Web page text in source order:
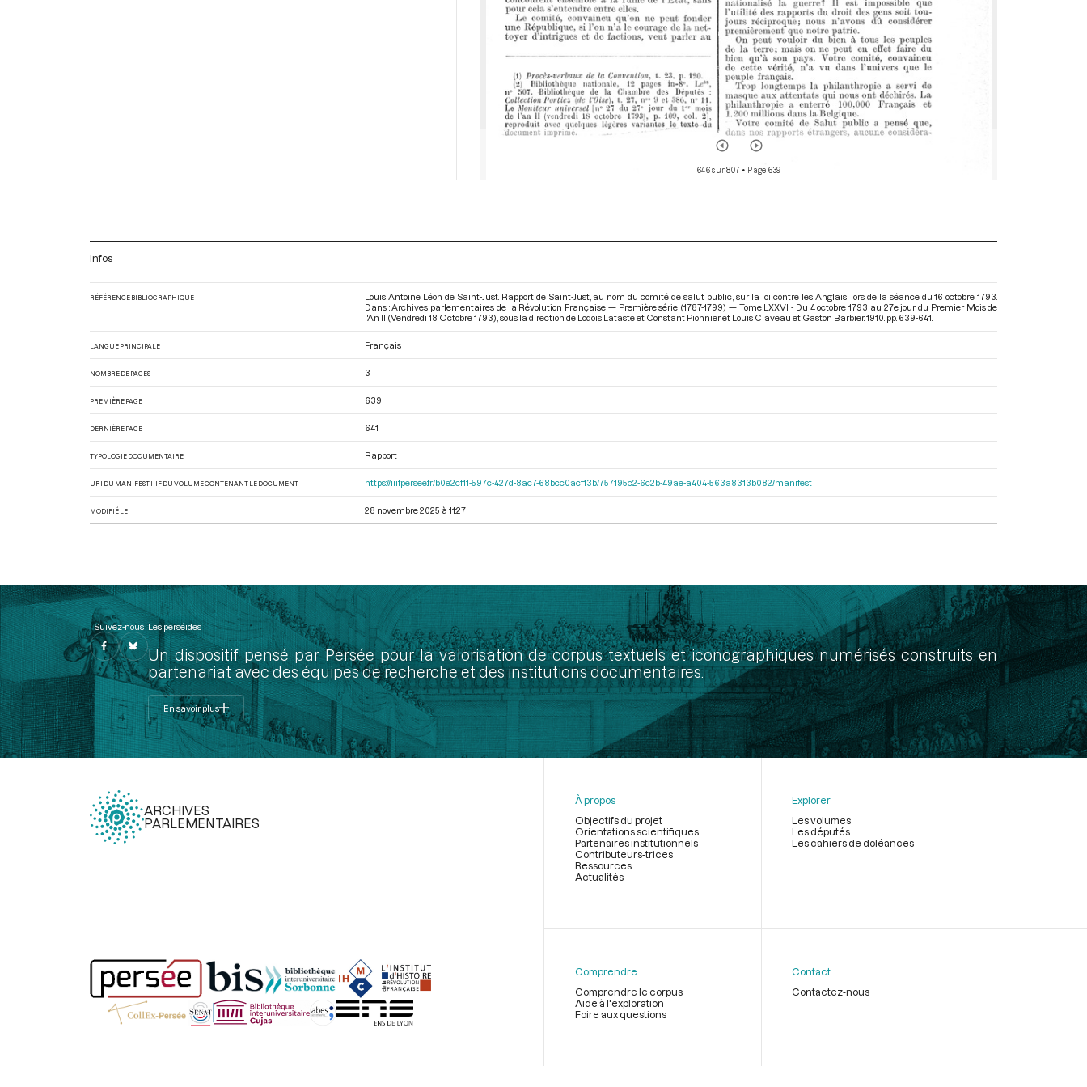
646 sur 807 • Page 639
Infos
RÉFÉRENCE BIBLIOGRAPHIQUE
Louis Antoine Léon de Saint-Just. Rapport de Saint-Just, au nom du comité de salut public, sur la loi contre les Anglais, lors de la séance du 16 octobre 1793.
Dans : Archives parlementaires de la Révolution Française — Première série (1787-1799) — Tome LXXVI - Du 4 octobre 1793 au 27e jour du Premier Mois de
l'An II (Vendredi 18 Octobre 1793) , sous la direction de Lodoïs Lataste et Constant Pionnier et Louis Claveau et Gaston Barbier. 1910. pp. 639-641.
LANGUE PRINCIPALE Français
NOMBRE DE PAGES 3
PREMIÈRE PAGE 639
DERNIÈRE PAGE 641
TYPOLOGIE DOCUMENTAIRE Rapport
URI DU MANIFEST IIIF DU VOLUME CONTENANT LE DOCUMENT https://iiif.persee.fr/b0e2cf11-597c-427d-8ac7-68bcc0acf13b/757195c2-6c2b-49ae-a404-563a8313b082/manifest
MODIFIÉ LE 28 novembre 2025 à 11:27
Suivez-nous Les perséides
Un dispositif pensé par Persée pour la valorisation de corpus textuels et iconographiques numérisés construits en
partenariat avec des équipes de recherche et des institutions documentaires.
En savoir plus
ARCHIVES
PARLEMENTAIRES
page
À propos
Objectifs du projet
Orientations scientifiques
Partenaires institutionnels
Contributeurs-trices
Ressources
Actualités
Explorer
Les volumes
Les députés
Les cahiers de doléances
Comprendre
Comprendre le corpus
Aide à l'exploration
Foire aux questions
Contact
Contactez-nous
Légal